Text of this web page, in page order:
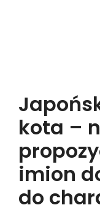
kota –
imion
do